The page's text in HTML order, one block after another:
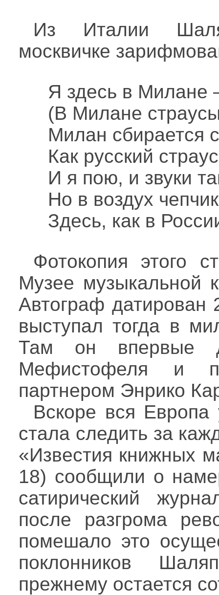
Из Италии
москвичке
Я здесь в Милане
(В Милане
Милан сбирается
Как русский
И я пою, и звуки
Но в воздух
Здесь, как в
Фотокопия этого
Музее музыкальной
Автограф датирован
выступал тогда в
Там он впервые
Мефистофеля и
партнером Энрико
Вскоре вся
стала следить за
«Известия книжных
18) сообщили о
сатирический
после разгрома
помешало это
поклонников
прежнему остается